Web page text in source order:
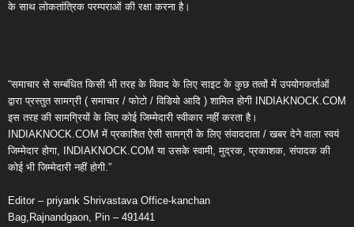
के साथ लोकतांत्रिक परम्पराओं की रक्षा करना है।
“समाचार से सम्बंधित किसी भी तरह के विवाद के लिए साइट के कुछ तत्वों में उपयोगकर्ताओं
द्वारा प्रस्तुत सामग्री ( समाचार / फोटो / विडियो आदि ) शामिल होगी INDIAKNOCK.COM
इस तरह की सामग्रियों के लिए कोई जिम्मेदारी स्वीकार नहीं करता है।
INDIAKNOCK.COM में प्रकाशित ऐसी सामग्री के लिए संवाददाता / खबर देने वाला स्वयं
जिम्मेदार होगा, INDIAKNOCK.COM या उसके स्वामी, मुद्रक, प्रकाशक, संपादक की
कोई भी जिम्मेदारी नहीं होगी.”
Editor – priyank Shrivastava Office-kanchan
Bag,Rajnandgaon, Pin – 491441